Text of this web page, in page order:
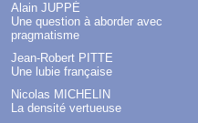
Alain JUPPÉ
Une question à aborder avec
pragmatisme
Jean-Robert PITTE
Une lubie française
Nicolas MICHELIN
La densité vertueuse